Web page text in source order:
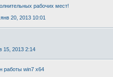
рабочих мест!
20, 2013 10:01
15, 2013 2:14
работы win7 x64